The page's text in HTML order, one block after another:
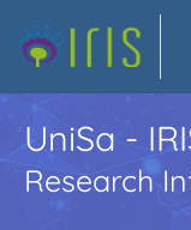
UniSa -
Research